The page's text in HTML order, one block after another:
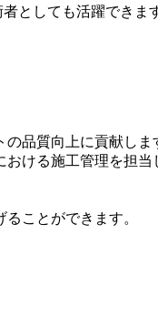
としても活躍でき
品質向上に貢献しま
ける施工管理を担当
ことができます。